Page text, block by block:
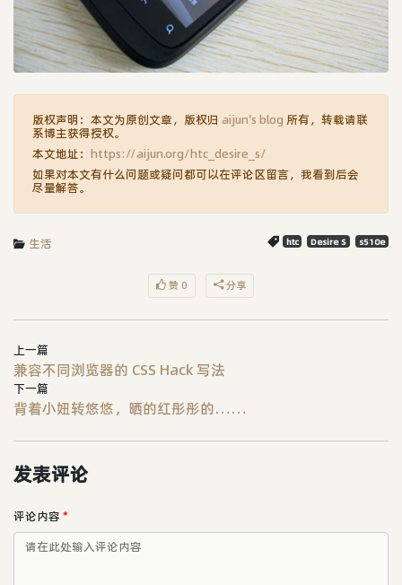
版权声明：本文为原创文章，版权归 aijun's blog 所有，转载请联
系博主获得授权。
本文地址： https://aijun.org/htc_desire_s/
如果对本文有什么问题或疑问都可以在评论区留言，我看到后会
尽量解答。
生活 htc Desire S s510e
赞 0 分享
上一篇
兼容不同浏览器的 CSS Hack 写法
下一篇
背着小妞转悠悠，晒的红彤彤的……
发表评论
评论内容 *